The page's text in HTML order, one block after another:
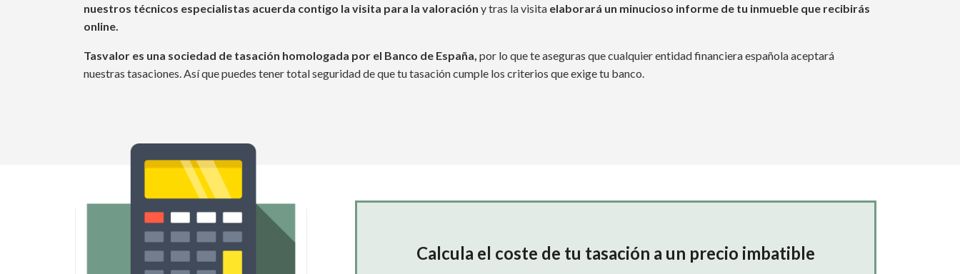
nuestros técnicos especialistas acuerda contigo la visita para la valoración y tras la visita elaborará un minucioso informe de tu inmueble que recibirás
online.
Tasvalor es una sociedad de tasación homologada por el Banco de España, por lo que te aseguras que cualquier entidad financiera española aceptará
nuestras tasaciones. Así que puedes tener total seguridad de que tu tasación cumple los criterios que exige tu banco.
Calcula el coste de tu tasación a un precio imbatible